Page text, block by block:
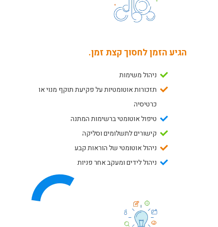
הגיע הזמן לחסוך קצת זמן.
ניהול משימות
תזכורות אוטומטיות על פקיעת תוקף מנוי או
כרטיסיה
טיפול אוטומטי ברשימות המתנה
קישורים לתשלומים וסליקה
ניהול אוטומטי של הוראות קבע
ניהול לידים ומעקב אחר פניות